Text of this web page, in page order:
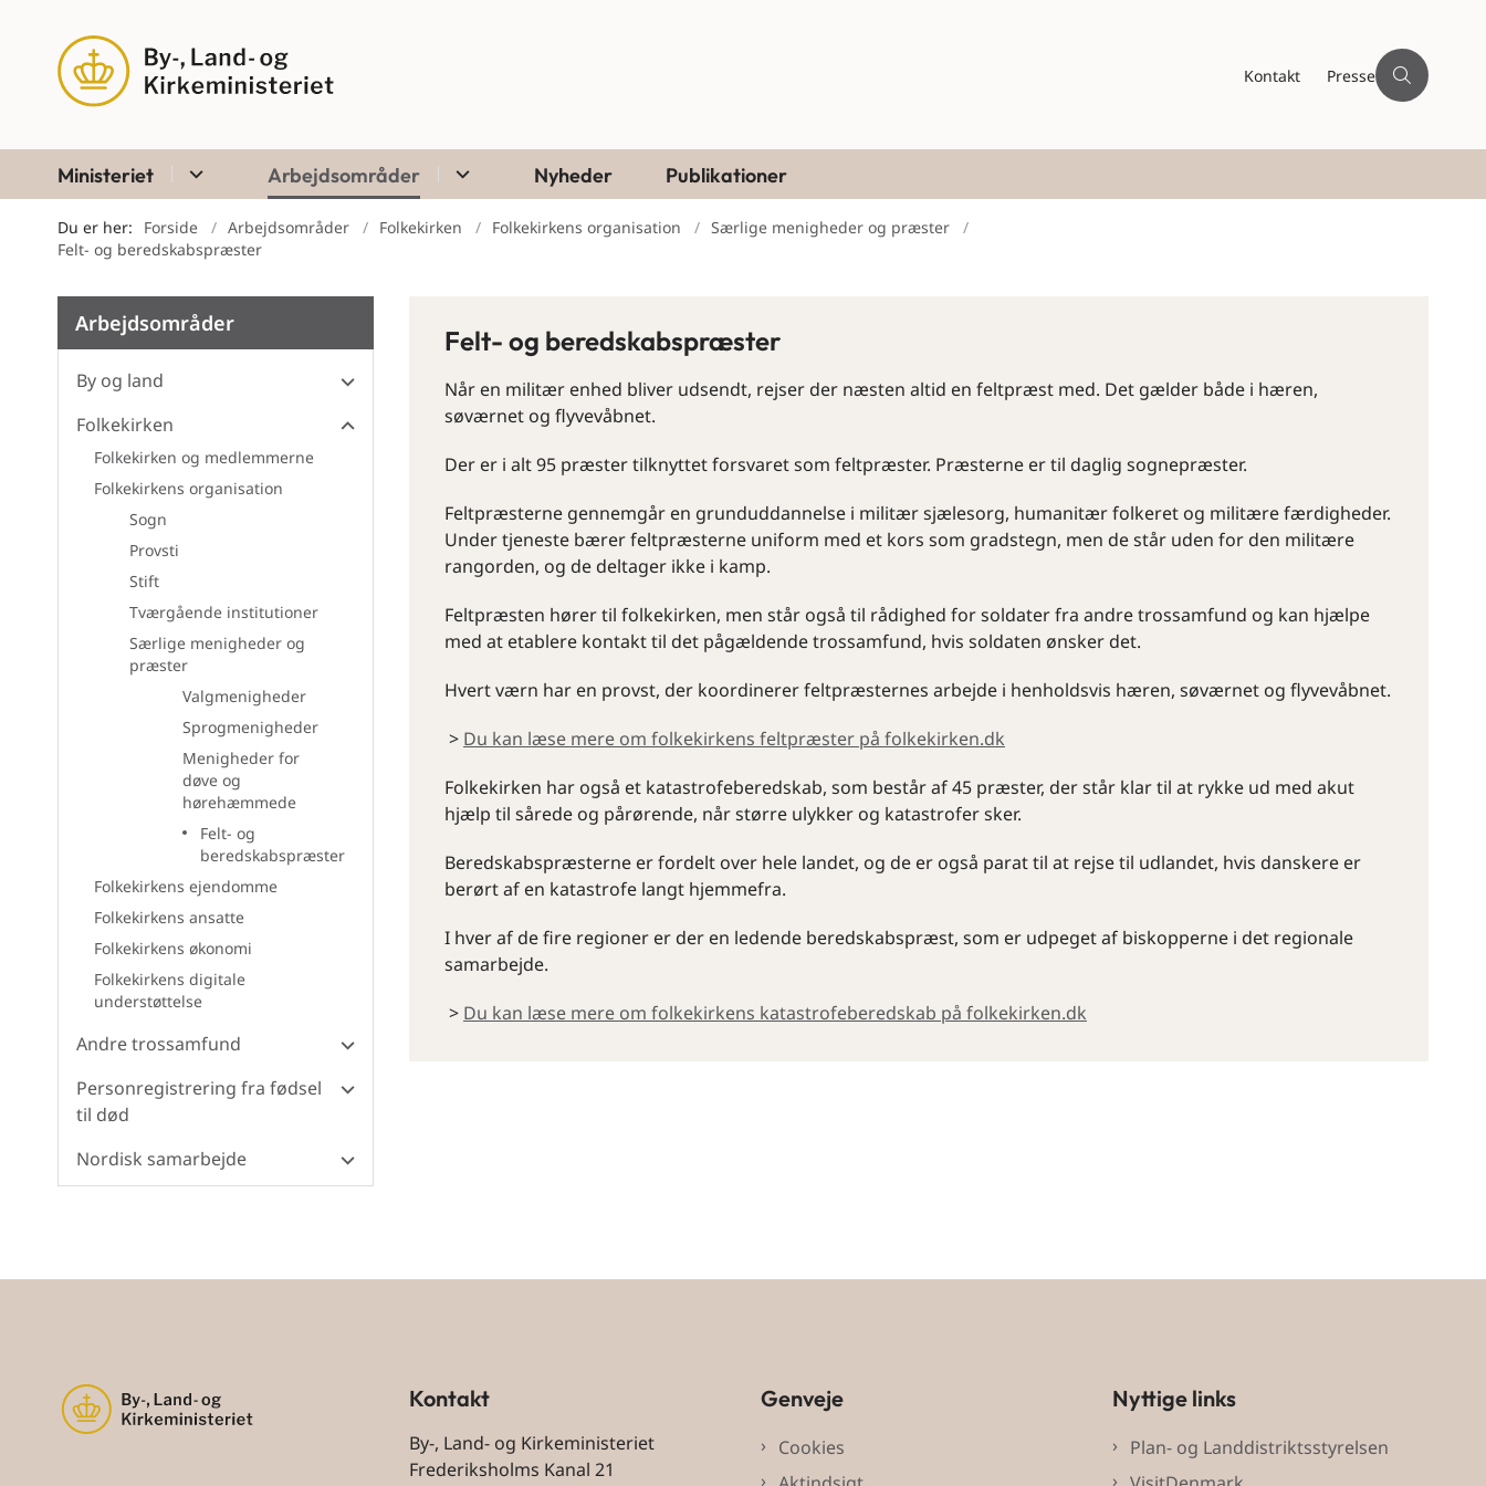
Kontakt Presse
Ministeriet Arbejdsområder Nyheder Publikationer
Du er her: Forside Arbejdsområder Folkekirken Folkekirkens organisation
Særlige menigheder og præster
Felt- og beredskabspræster
Arbejdsområder
By og land
Folkekirken
Folkekirken og medlemmerne
Folkekirkens organisation
Sogn
Provsti
Stift
Tværgående institutioner
Særlige menigheder og
præster
Valgmenigheder
Sprogmenigheder
Menigheder for
døve og
hørehæmmede
Felt- og
beredskabspræster
Folkekirkens ejendomme
Folkekirkens ansatte
Folkekirkens økonomi
Folkekirkens digitale
understøttelse
Andre trossamfund
Personregistrering fra fødsel
til død
Nordisk samarbejde
Felt- og beredskabspræster
Når en militær enhed bliver udsendt, rejser der næsten altid en feltpræst med. Det gælder både i hæren,
søværnet og flyvevåbnet.
Der er i alt 95 præster tilknyttet forsvaret som feltpræster. Præsterne er til daglig sognepræster.
Feltpræsterne gennemgår en grunduddannelse i militær sjælesorg, humanitær folkeret og militære færdigheder.
Under tjeneste bærer feltpræsterne uniform med et kors som gradstegn, men de står uden for den militære
rangorden, og de deltager ikke i kamp.
Feltpræsten hører til folkekirken, men står også til rådighed for soldater fra andre trossamfund og kan hjælpe
med at etablere kontakt til det pågældende trossamfund, hvis soldaten ønsker det.
Hvert værn har en provst, der koordinerer feltpræsternes arbejde i henholdsvis hæren, søværnet og flyvevåbnet.
> Du kan læse mere om folkekirkens feltpræster på folkekirken.dk
Folkekirken har også et katastrofeberedskab, som består af 45 præster, der står klar til at rykke ud med akut
hjælp til sårede og pårørende, når større ulykker og katastrofer sker.
Beredskabspræsterne er fordelt over hele landet, og de er også parat til at rejse til udlandet, hvis danskere er
berørt af en katastrofe langt hjemmefra.
I hver af de fire regioner er der en ledende beredskabspræst, som er udpeget af biskopperne i det regionale
samarbejde.
> Du kan læse mere om folkekirkens katastrofeberedskab på folkekirken.dk
Kontakt
By-, Land- og Kirkeministeriet
Frederiksholms Kanal 21
Genveje
Cookies
Nyttige links
Plan- og Landdistriktsstyrelsen